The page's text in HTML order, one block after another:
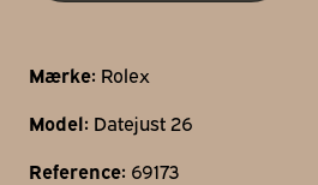
per@franzj.com
Mærke: Rolex
Model: Datejust 26
Reference: 69173